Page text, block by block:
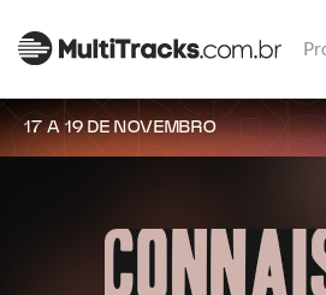
17 A 19 DE NOVEMBRO